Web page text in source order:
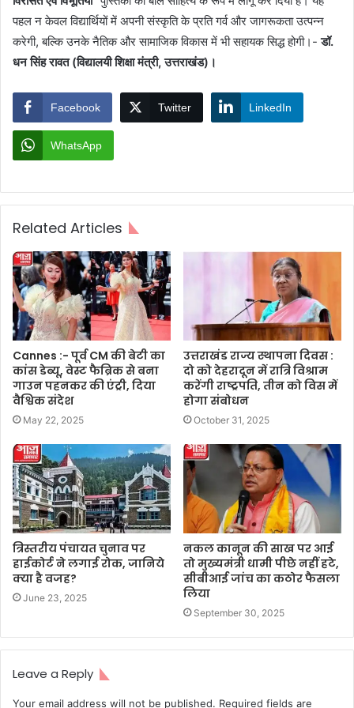
पहल न केवल विद्यार्थियों में अपनी संस्कृति के प्रति गर्व और जागरूकता उत्पन्न
करेगी, बल्कि उनके नैतिक और सामाजिक विकास में भी सहायक सिद्ध होगी।-डॉ.
धन सिंह रावत (विद्यालयी शिक्षा मंत्री, उत्तराखंड)।
Facebook Twitter LinkedIn
WhatsApp
Related Articles
Cannes :- पूर्व CM की बेटी का
कांस डेब्यू, वेस्ट फैब्रिक से बना
गाउन पहनकर की एंट्री, दिया
वैश्विक संदेश
May 22, 2025
उत्तराखंड राज्य स्थापना दिवस :
दो को देहरादून में रात्रि विश्राम
करेंगी राष्ट्रपति, तीन को विस में
होगा संबोधन
October 31, 2025
त्रिस्तरीय पंचायत चुनाव पर
हाईकोर्ट ने लगाई रोक, जानिये
क्या है वजह?
June 23, 2025
नकल कानून की साख पर आई
तो मुख्यमंत्री धामी पीछे नहीं हटे,
सीबीआई जांच का कठोर फैसला
लिया
September 30, 2025
Leave a Reply
Your email address will not be published. Required fields are